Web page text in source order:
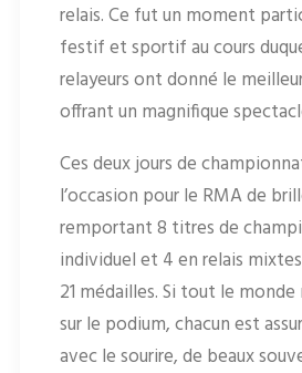
relais. Ce fut un moment
festif et sportif au cours
relayeurs ont donné le
offrant un magnifique
Ces deux jours de
l’occasion pour le RMA de
remportant 8 titres de
individuel et 4 en relais
21 médailles. Si tout le
sur le podium, chacun est
avec le sourire, de beaux